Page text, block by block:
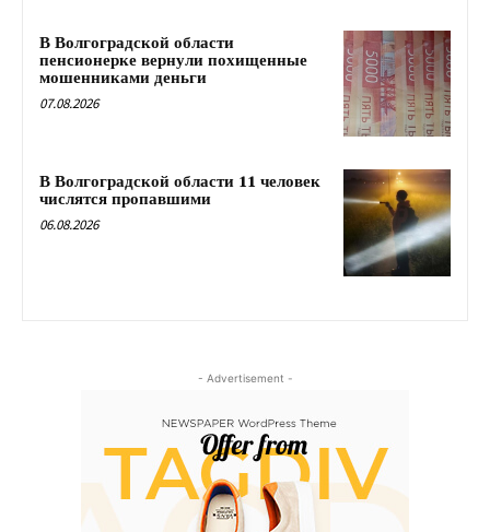
В Волгоградской области
пенсионерке вернули похищенные
мошенниками деньги
07.08.2026
В Волгоградской области 11 человек
числятся пропавшими
06.08.2026
- Advertisement -